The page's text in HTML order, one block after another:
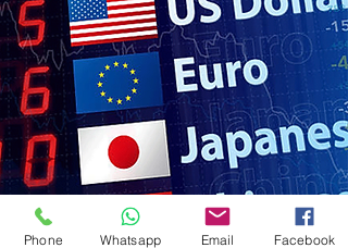
< 以前的 下一個 >
Phone Whatsapp Email Facebook